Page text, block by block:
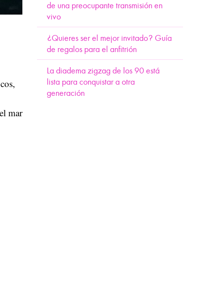
de una preocupante transmisión en
vivo
¿Quieres ser el mejor invitado? Guía
de regalos para el anfitrión
La diadema zigzag de los 90 está
lista para conquistar a otra
generación
mar